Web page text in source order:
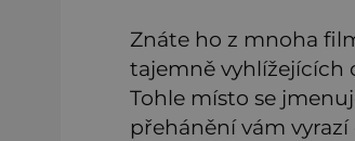
Znáte ho z mnoha
tajemně vyhlížejících
Tohle místo se
přehánění vám vyrazí